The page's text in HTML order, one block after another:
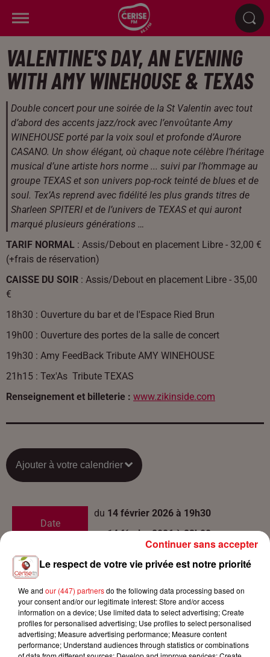
VALENTINE'S DAY, AN EVENING
WITH AMY WINEHOUSE & TEXAS
Double concert pour une soirée de la St Valentin avec tout
d’abord des accents jazz/rock avec l’envoûtante Amy
WINEHOUSE porté par la voix soul et profonde d’Aurore
CASANO. Un show élégant, où chaque note célèbre l’héritage
musical d’une artiste hors norme ... suivi par l’hommage au
groupe TEXAS et son univers pop-rock teinté de blues et de
soul. Tex’As reprend avec fidélité les plus grands titres de
Sharleen SPITERI et de l’univers de TEXAS et qui auront
marqué plusieurs générations …
TARIF NORMAL : Assis/Debout en placement Libre - 32,00 €
(+frais de réservation)
CAISSE DU SOIR : Assis/Debout en placement Libre - 35,00
€
18h30 : Ouverture du bar et de l'Espace Ried Brun
19h00 : Ouverture des portes de la salle de concert
19h30 : Amy FeedBack Tribute AMY WINEHOUSE
21h15 : Tex'As Tribute TEXAS
Renseignement et billeterie : www.zikinside.com
Ajouter à votre calendrier
Date
du 14 février 2026 à 19h30
au14 février 2026 à 23h00
Tarif
TARIF NORMAL : 32,00 € (+frais de
réservation) CAISSE DU SOIR : 35,00 €
Le respect de votre vie privée est notre priorité
We and our (447) partnersdo the following data processing based on
your consent and/or our legitimate interest: Store and/or access
information on a device; Use limited data to select advertising; Create
profiles for personalised advertising; Use profiles to select personalised
advertising; Measure advertising performance; Measure content
performance; Understand audiences through statistics or combinations
Continuer sans accepter